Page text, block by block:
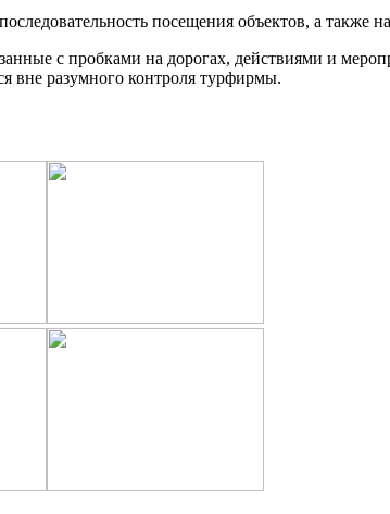
посещения объектов, а также
с пробками на дорогах, действиями и
вне разумного контроля турфирмы.